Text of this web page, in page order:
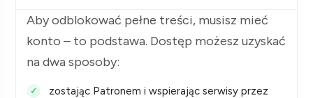
Aby odblokować pełne treści, musisz mieć
konto – to podstawa. Dostęp możesz uzyskać
na dwa sposoby:
zostając Patronem i wspierając serwisy przez